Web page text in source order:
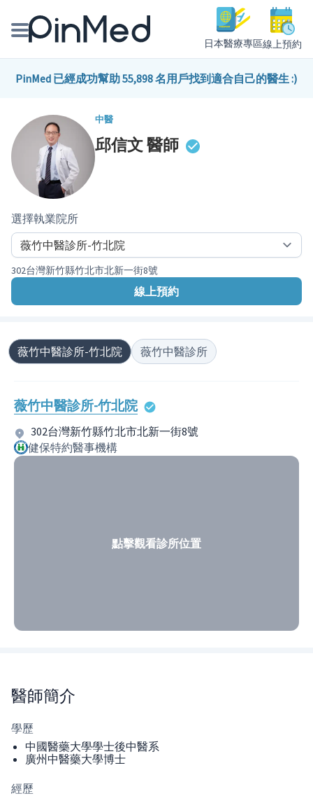
日本醫療專區線上預約
線上預約醫師、院所
醫師專欄專訪
健康主題館
PinMed 已經成功幫助 55,898 名用戶找到適合自己的醫生 :)
中醫
邱信文醫師
選擇執業院所
302台灣新竹縣竹北市北新一街8號
線上預約
薇竹中醫診所-竹北院 薇竹中醫診所
薇竹中醫診所-竹北院
302台灣新竹縣竹北市北新一街8號
健保特約醫事機構
點擊觀看診所位置
醫師簡介
學歷
中國醫藥大學學士後中醫系
廣州中醫藥大學博士
經歷